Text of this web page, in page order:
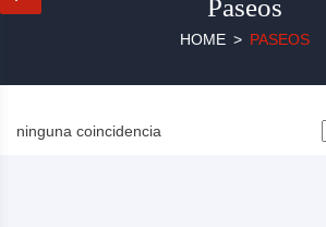
Paseos
HOME PASEOS
ninguna coincidencia